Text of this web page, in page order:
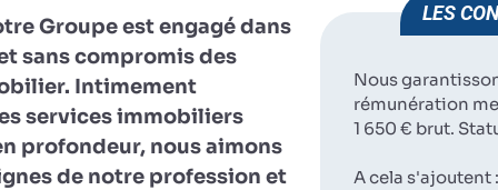
Groupe est engagé dans
sans compromis des
Intimement
services immobiliers
profondeur, nous aimons
de notre profession et
LES
Nous
rémunération
1 650 € brut.
A cela s'ajoutent :